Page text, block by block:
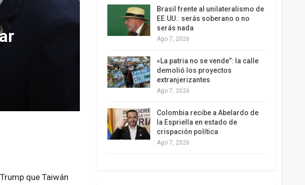
que Taiwán
Brasil frente al unilateralismo de
EE.UU.: serás soberano o no
serás nada
Ago 7, 2026
«La patria no se vende”: la calle
demolió los proyectos
extranjerizantes
Ago 7, 2026
Colombia recibe a Abelardo de
la Espriella en estado de
crispación política
Ago 7, 2026